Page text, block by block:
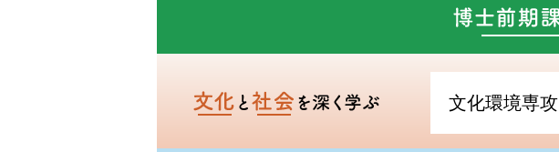
文化と社会を深く学ぶ
文化環境専攻